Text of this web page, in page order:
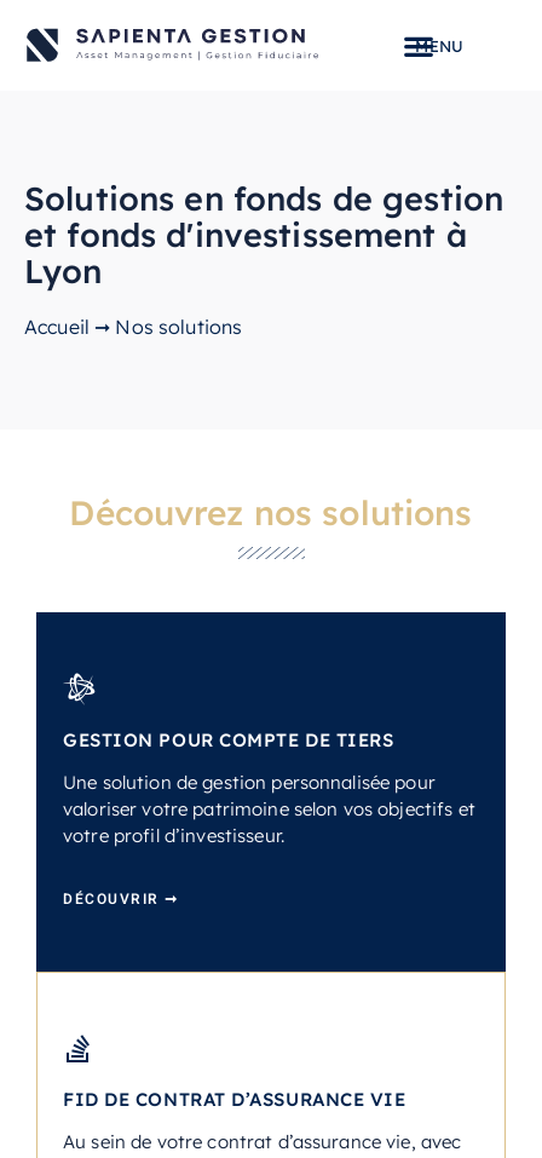
Solutions en fonds de gestion
et fonds d'investissement à
Lyon
Accueil ➞ Nos solutions
Découvrez nos solutions
GESTION POUR COMPTE DE TIERS
Une solution de gestion personnalisée pour
valoriser votre patrimoine selon vos objectifs et
votre profil d’investisseur.
DÉCOUVRIR ➞
FID DE CONTRAT D’ASSURANCE VIE
Au sein de votre contrat d’assurance vie, avec